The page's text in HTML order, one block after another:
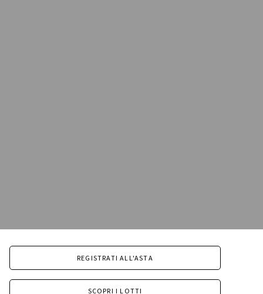
REGISTRATI ALL'ASTA
SCOPRI I LOTTI